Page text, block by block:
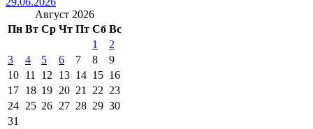
Август 2026
Пн Вт Ср Чт Пт Сб Вс
1
2
3
4 5 6 7 8
9
10 11 12 13 14 15 16
17 18 19 20 21 22 23
24 25 26 27 28 29 30
31